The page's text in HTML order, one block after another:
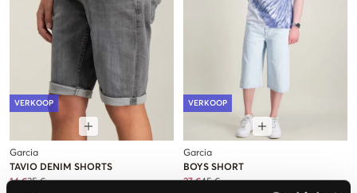
VERKOOP
Garcia
TAVIO DENIM SHORTS
14 €35 €
VERKOOP
Garcia
BOYS SHORT
27 €45 €